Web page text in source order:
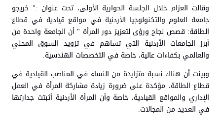
وقالت العزام خلال الجلسة الحوارية الأولى، تحت عنوان :" خريجو
جامعة العلوم والتكنولوجيا الأردنية في مواقع قيادية في قطاع
الطاقة: قصص نجاح ورؤى لتعزيز دور المرأة " أن الجامعة واحدة من
أبرز الجامعات الأردنية التي تساهم في تزويد السوق المحلي
والعالمي بكفاءات عالية، خاصة في التخصصات الهندسية.
وبينت أن هناك نسبة متزايدة من النساء في المناصب القيادية في
قطاع الطاقة، مؤكدة على ضرورة زيادة مشاركة المرأة في العمل
الإداري والمواقع القيادية، خاصة وأن المرأة الأردنية أثبتت جدارتها
في العديد من المجالات.